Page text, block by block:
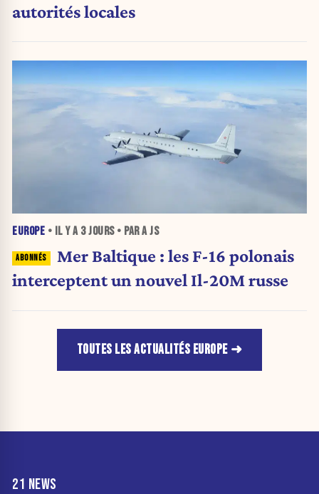
autorités locales
EUROPE • IL Y A 3 JOURS• PAR A JS
Mer Baltique : les F-16 polonais
interceptent un nouvel Il-20M russe
TOUTES LES ACTUALITÉS EUROPE
21 NEWS